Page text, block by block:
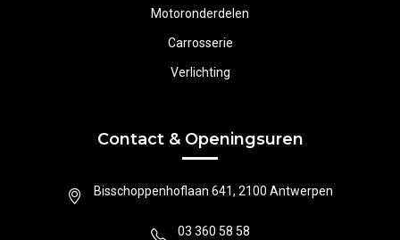
Motoronderdelen
Carrosserie
Verlichting
Contact & Openingsuren
Bisschoppenhoflaan 641, 2100 Antwerpen
03 360 58 58